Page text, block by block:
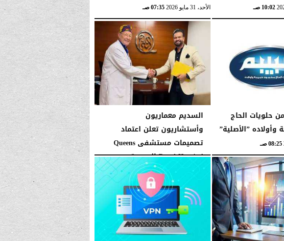
10:02 صـ الأحد، 31 مايو 2026 07:35 صـ
حلويات الحاج
وأولاده ”الأصلية”
08:25 صـ
السديم معماريون
وأستشاريون تعلن اعتماد
تصميمات مستشفى Queens
Royal Hospital الجديدة
بالتجمع...
08:40 صـ